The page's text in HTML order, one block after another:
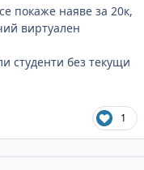
покаже наяве за 20к,
виртуален
студенти без текущи
1